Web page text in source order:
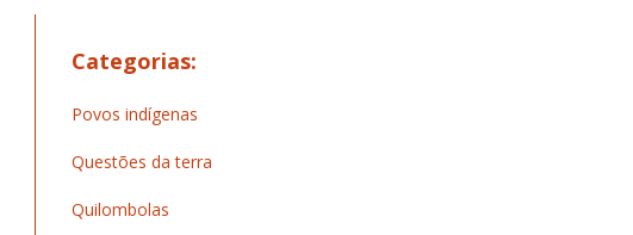
Categorias:
Povos indígenas
Questões da terra
Quilombolas